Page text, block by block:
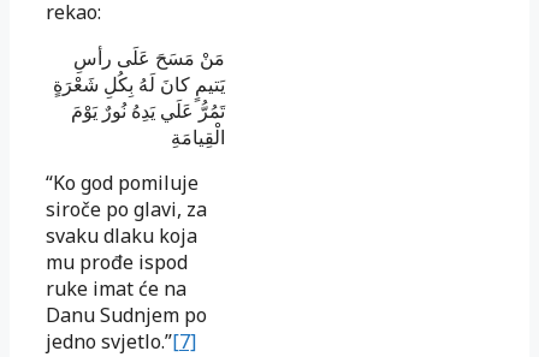
rekao:
مَنْ مَسَحَ عَلَى رأسِ
يَتيمٍ كانَ لَهُ بِكُلِ شَعْرَةٍ
تَمُرُّ عَلَي يَدِهُ نُورٌ يَوْمَ
الْقِيامَةِ
“Ko god pomiluje
siroče po glavi, za
svaku dlaku koja
mu prođe ispod
ruke imat će na
Danu Sudnjem po
jedno svjetlo.”[7]